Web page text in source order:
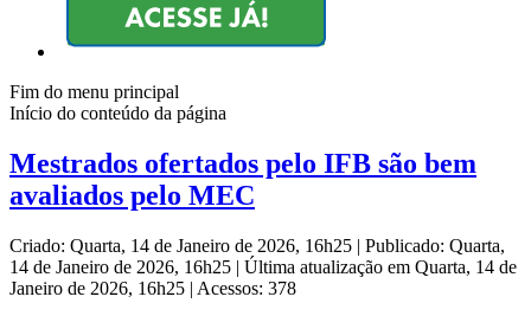
Fim do menu principal
Início do conteúdo da página
Mestrados ofertados pelo IFB são bem
avaliados pelo MEC
Criado: Quarta, 14 de Janeiro de 2026, 16h25 | Publicado: Quarta,
14 de Janeiro de 2026, 16h25 | Última atualização em Quarta, 14 de
Janeiro de 2026, 16h25 | Acessos: 378